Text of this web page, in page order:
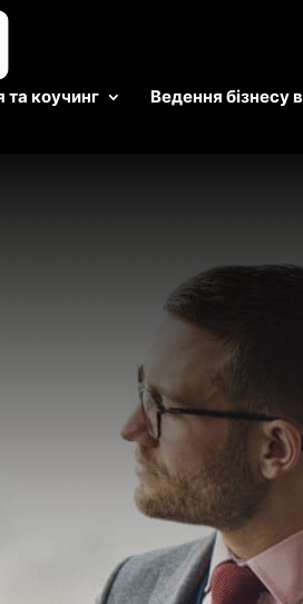
та коучинг
Ведення бізнесу в